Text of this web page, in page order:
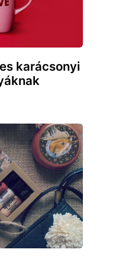
karácsonyi